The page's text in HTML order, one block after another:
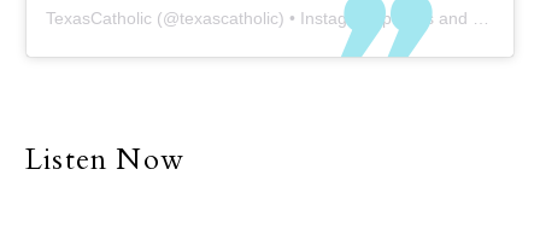
TexasCatholic (@texascatholic) • Instagram photos and videos
Listen Now